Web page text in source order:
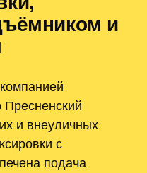
и
и внеуличных
с
подача